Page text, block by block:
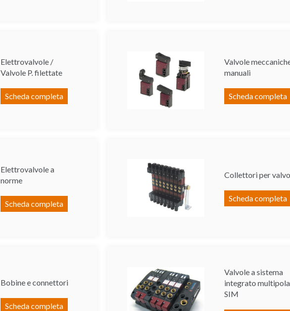
Elettrovalvole /
Valvole P. filettate
Scheda completa
Valvole
manuali
Scheda completa
Elettrovalvole a
norme
Scheda completa
Collettori per
Scheda completa
Bobine e connettori
Scheda completa
Valvole a sistema
integrato
SIM